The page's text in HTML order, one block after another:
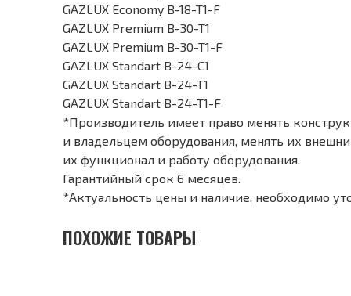
GAZLUX Economy B-18-T1-F
GAZLUX Premium B-30-T1
GAZLUX Premium B-30-T1-F
GAZLUX Standart B-24-C1
GAZLUX Standart B-24-T1
GAZLUX Standart B-24-T1-F
*Производитель имеет право менять
и владельцем оборудования, менять их
их функционал и работу оборудования.
Гарантийный срок 6 месяцев.
*Актуальность цены и наличие, необходимо
ПОХОЖИЕ ТОВАРЫ